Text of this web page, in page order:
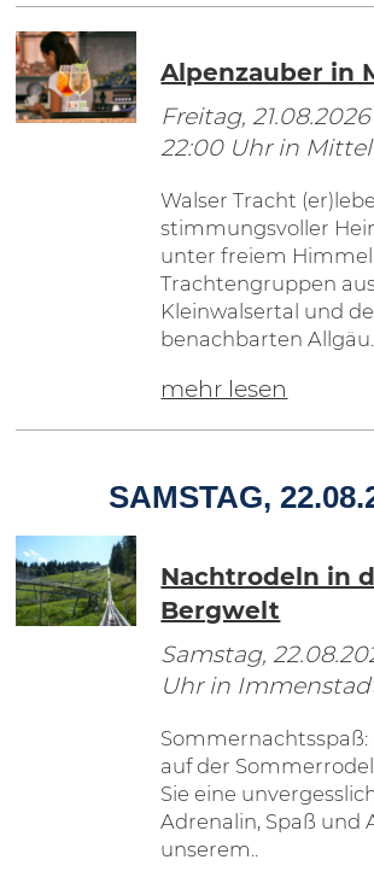
Alpenzauber in
Freitag, 21.08.2026
22:00 Uhr in
Walser Tracht
stimmungsvoller
unter freiem
Trachtengruppen
Kleinwalsertal und
benachbarten
mehr lesen
SAMSTAG,
Nachtrodeln in
Bergwelt
Samstag,
Uhr in
auf der
Sie eine
Adrenalin, Spaß und
unserem..